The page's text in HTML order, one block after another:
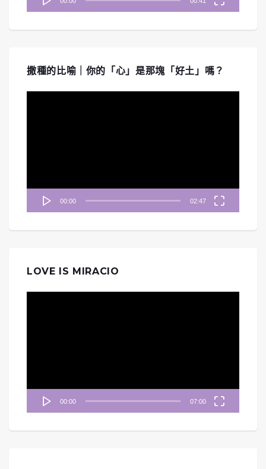
撒種的比喻｜你的「心」是那塊「好土」嗎？
00:00 02:47
LOVE IS MIRACIO
00:00 07:00